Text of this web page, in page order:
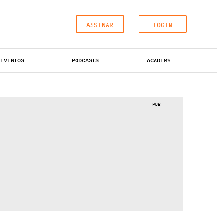
ASSINAR LOGIN
EVENTOS PODCASTS ACADEMY
PUB